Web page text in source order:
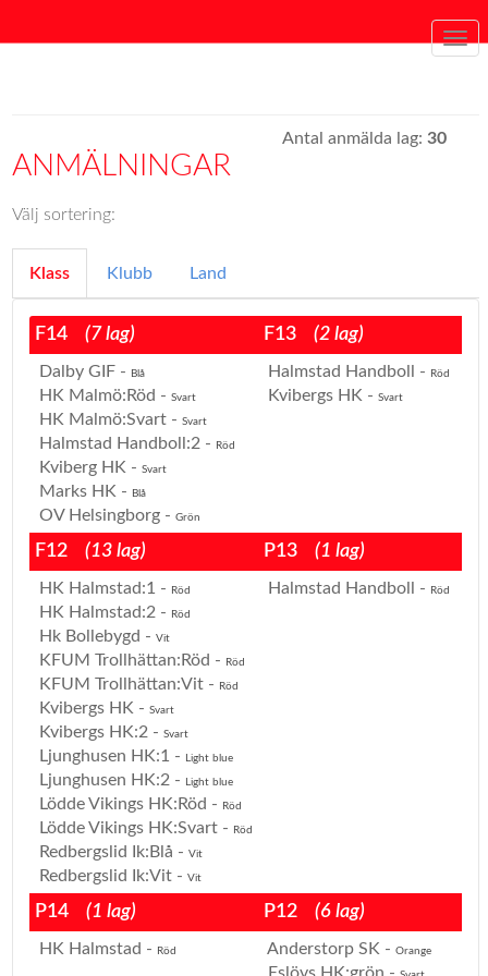
ANMÄLNINGAR
Antal anmälda lag: 30
Välj sortering:
Klass Klubb Land
F14 (7 lag) F13 (2 lag)
Dalby GIF - Blå
HK Malmö:Röd - Svart
HK Malmö:Svart - Svart
Halmstad Handboll:2 - Röd
Kviberg HK - Svart
Marks HK - Blå
OV Helsingborg - Grön
Halmstad Handboll - Röd
Kvibergs HK - Svart
F12 (13 lag) P13 (1 lag)
HK Halmstad:1 - Röd
HK Halmstad:2 - Röd
Hk Bollebygd - Vit
KFUM Trollhättan:Röd - Röd
KFUM Trollhättan:Vit - Röd
Kvibergs HK - Svart
Kvibergs HK:2 - Svart
Ljunghusen HK:1 - Light blue
Ljunghusen HK:2 - Light blue
Lödde Vikings HK:Röd - Röd
Lödde Vikings HK:Svart - Röd
Redbergslid Ik:Blå - Vit
Redbergslid Ik:Vit - Vit
Halmstad Handboll - Röd
P14 (1 lag) P12 (6 lag)
HK Halmstad - Röd Anderstorp SK - Orange